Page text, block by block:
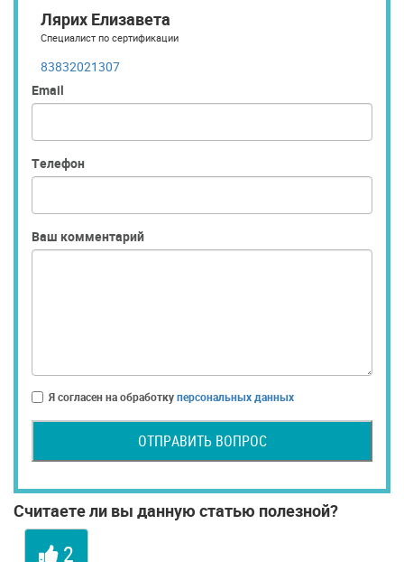
Лярих Елизавета
Специалист по сертификации
83832021307
Email
Телефон
Ваш комментарий
Я согласен на обработкуперсональных данных
ОТПРАВИТЬ ВОПРОС
Считаете ли вы данную статью полезной?
2